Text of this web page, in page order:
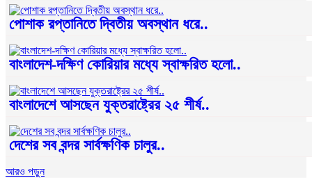
পোশাক রপ্তানিতে দ্বিতীয় অবস্থান ধরে..
বাংলাদেশ-দক্ষিণ কোরিয়ার মধ্যে স্বাক্ষরিত হলো..
বাংলাদেশে আসছেন যুক্তরাষ্ট্রের ২৫ শীর্ষ..
দেশের সব বন্দর সার্বক্ষণিক চালুর..
আরও পড়ুন